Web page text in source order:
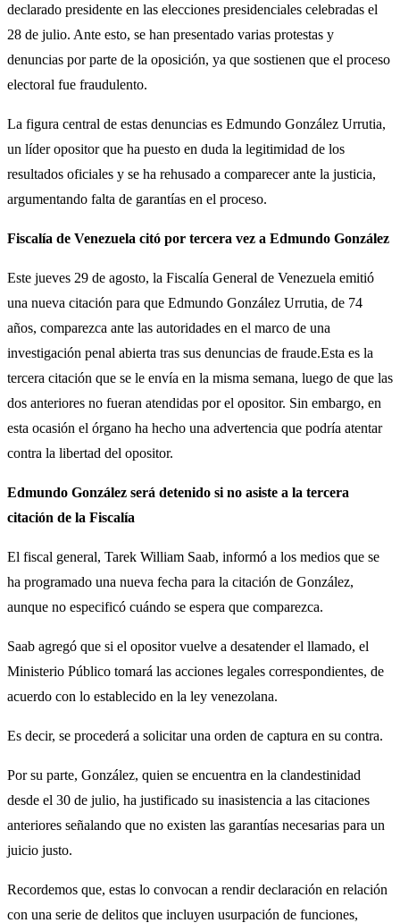
declarado presidente en las elecciones presidenciales celebradas el
28 de julio. Ante esto, se han presentado varias protestas y
denuncias por parte de la oposición, ya que sostienen que el proceso
electoral fue fraudulento.
La figura central de estas denuncias es Edmundo González Urrutia,
un líder opositor que ha puesto en duda la legitimidad de los
resultados oficiales y se ha rehusado a comparecer ante la justicia,
argumentando falta de garantías en el proceso.
Fiscalía de Venezuela citó por tercera vez a Edmundo González
Este jueves 29 de agosto, la Fiscalía General de Venezuela emitió
una nueva citación para que Edmundo González Urrutia, de 74
años, comparezca ante las autoridades en el marco de una
investigación penal abierta tras sus denuncias de fraude.Esta es la
tercera citación que se le envía en la misma semana, luego de que las
dos anteriores no fueran atendidas por el opositor. Sin embargo, en
esta ocasión el órgano ha hecho una advertencia que podría atentar
contra la libertad del opositor.
Edmundo González será detenido si no asiste a la tercera
citación de la Fiscalía
El fiscal general, Tarek William Saab, informó a los medios que se
ha programado una nueva fecha para la citación de González,
aunque no especificó cuándo se espera que comparezca.
Saab agregó que si el opositor vuelve a desatender el llamado, el
Ministerio Público tomará las acciones legales correspondientes, de
acuerdo con lo establecido en la ley venezolana.
Es decir, se procederá a solicitar una orden de captura en su contra.
Por su parte, González, quien se encuentra en la clandestinidad
desde el 30 de julio, ha justificado su inasistencia a las citaciones
anteriores señalando que no existen las garantías necesarias para un
juicio justo.
Recordemos que, estas lo convocan a rendir declaración en relación
con una serie de delitos que incluyen usurpación de funciones,